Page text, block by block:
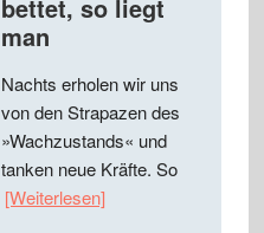
bettet, so liegt
man
Nachts erholen wir uns
von den Strapazen des
»Wachzustands« und
tanken neue Kräfte. So
[Weiterlesen]